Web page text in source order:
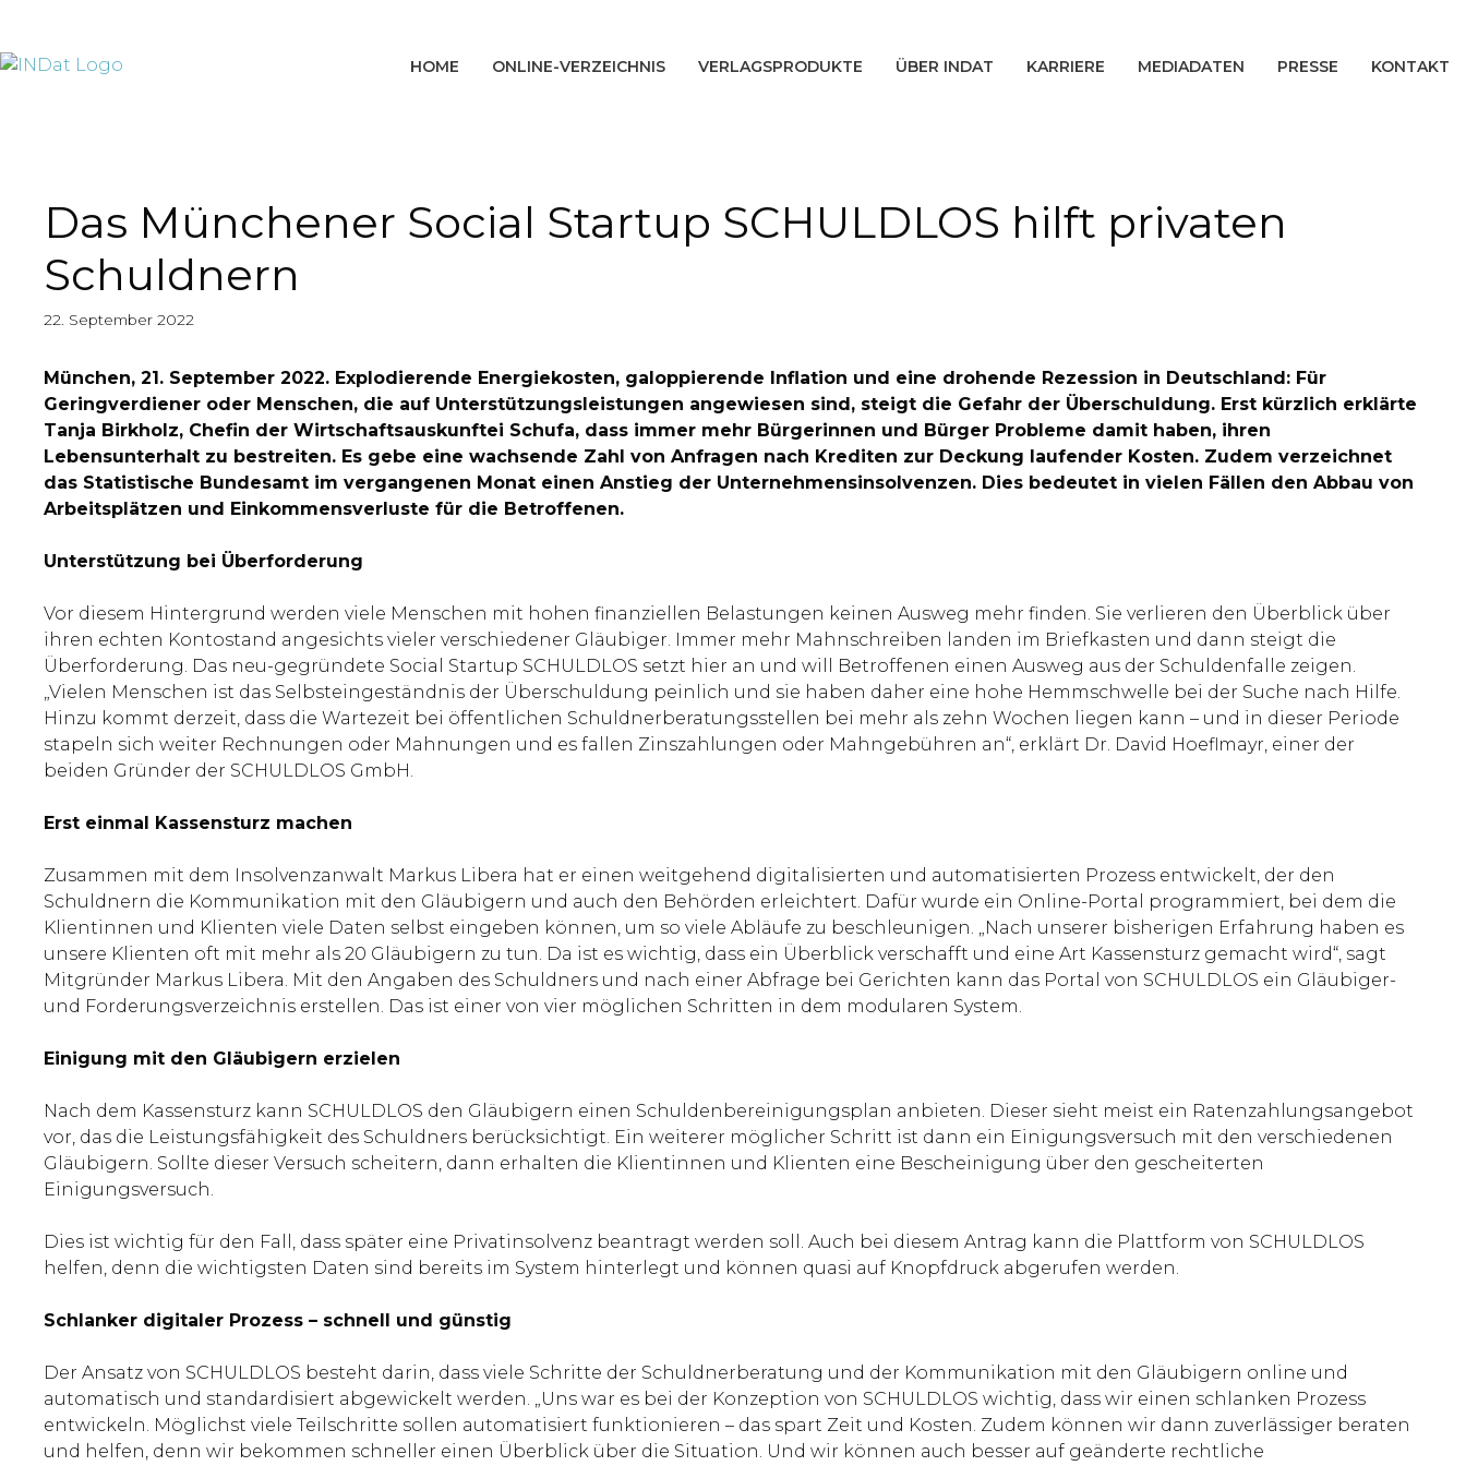
HOME ONLINE-VERZEICHNIS VERLAGSPRODUKTE ÜBER INDAT KARRIERE MEDIADATEN PRESSE KONTAKT
Das Münchener Social Startup SCHULDLOS hilft privaten
Schuldnern
22. September 2022
München, 21. September 2022. Explodierende Energiekosten, galoppierende Inflation und eine drohende Rezession in Deutschland: Für
Geringverdiener oder Menschen, die auf Unterstützungsleistungen angewiesen sind, steigt die Gefahr der Überschuldung. Erst kürzlich erklärte
Tanja Birkholz, Chefin der Wirtschaftsauskunftei Schufa, dass immer mehr Bürgerinnen und Bürger Probleme damit haben, ihren
Lebensunterhalt zu bestreiten. Es gebe eine wachsende Zahl von Anfragen nach Krediten zur Deckung laufender Kosten. Zudem verzeichnet
das Statistische Bundesamt im vergangenen Monat einen Anstieg der Unternehmensinsolvenzen. Dies bedeutet in vielen Fällen den Abbau von
Arbeitsplätzen und Einkommensverluste für die Betroffenen.
Unterstützung bei Überforderung
Vor diesem Hintergrund werden viele Menschen mit hohen finanziellen Belastungen keinen Ausweg mehr finden. Sie verlieren den Überblick über
ihren echten Kontostand angesichts vieler verschiedener Gläubiger. Immer mehr Mahnschreiben landen im Briefkasten und dann steigt die
Überforderung. Das neu-gegründete Social Startup SCHULDLOS setzt hier an und will Betroffenen einen Ausweg aus der Schuldenfalle zeigen.
„Vielen Menschen ist das Selbsteingeständnis der Überschuldung peinlich und sie haben daher eine hohe Hemmschwelle bei der Suche nach Hilfe.
Hinzu kommt derzeit, dass die Wartezeit bei öffentlichen Schuldnerberatungsstellen bei mehr als zehn Wochen liegen kann – und in dieser Periode
stapeln sich weiter Rechnungen oder Mahnungen und es fallen Zinszahlungen oder Mahngebühren an“, erklärt Dr. David Hoeflmayr, einer der
beiden Gründer der SCHULDLOS GmbH.
Erst einmal Kassensturz machen
Zusammen mit dem Insolvenzanwalt Markus Libera hat er einen weitgehend digitalisierten und automatisierten Prozess entwickelt, der den
Schuldnern die Kommunikation mit den Gläubigern und auch den Behörden erleichtert. Dafür wurde ein Online-Portal programmiert, bei dem die
Klientinnen und Klienten viele Daten selbst eingeben können, um so viele Abläufe zu beschleunigen. „Nach unserer bisherigen Erfahrung haben es
unsere Klienten oft mit mehr als 20 Gläubigern zu tun. Da ist es wichtig, dass ein Überblick verschafft und eine Art Kassensturz gemacht wird“, sagt
Mitgründer Markus Libera. Mit den Angaben des Schuldners und nach einer Abfrage bei Gerichten kann das Portal von SCHULDLOS ein Gläubiger-
und Forderungsverzeichnis erstellen. Das ist einer von vier möglichen Schritten in dem modularen System.
Einigung mit den Gläubigern erzielen
Nach dem Kassensturz kann SCHULDLOS den Gläubigern einen Schuldenbereinigungsplan anbieten. Dieser sieht meist ein Ratenzahlungsangebot
vor, das die Leistungsfähigkeit des Schuldners berücksichtigt. Ein weiterer möglicher Schritt ist dann ein Einigungsversuch mit den verschiedenen
Gläubigern. Sollte dieser Versuch scheitern, dann erhalten die Klientinnen und Klienten eine Bescheinigung über den gescheiterten
Einigungsversuch.
Dies ist wichtig für den Fall, dass später eine Privatinsolvenz beantragt werden soll. Auch bei diesem Antrag kann die Plattform von SCHULDLOS
helfen, denn die wichtigsten Daten sind bereits im System hinterlegt und können quasi auf Knopfdruck abgerufen werden.
Schlanker digitaler Prozess – schnell und günstig
Der Ansatz von SCHULDLOS besteht darin, dass viele Schritte der Schuldnerberatung und der Kommunikation mit den Gläubigern online und
automatisch und standardisiert abgewickelt werden. „Uns war es bei der Konzeption von SCHULDLOS wichtig, dass wir einen schlanken Prozess
entwickeln. Möglichst viele Teilschritte sollen automatisiert funktionieren – das spart Zeit und Kosten. Zudem können wir dann zuverlässiger beraten
und helfen, denn wir bekommen schneller einen Überblick über die Situation. Und wir können auch besser auf geänderte rechtliche